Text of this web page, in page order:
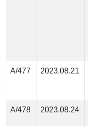
А/477 2023.08.21
А/478 2023.08.24